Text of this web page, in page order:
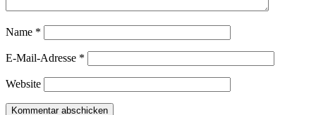
Name *
E-Mail-Adresse *
Website